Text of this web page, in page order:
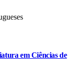
em Ciências de